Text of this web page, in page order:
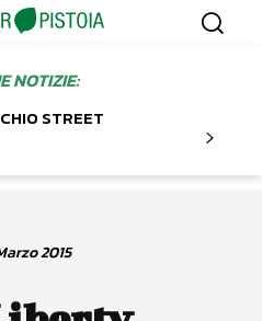
NOTIZIE:
STREET
2015